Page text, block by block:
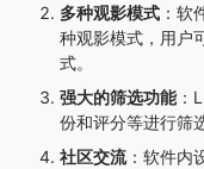
多种观影模式 ：软
种观影模式，用户
式。
强大的筛选功能：
份和评分等进行筛
社区交流：软件内